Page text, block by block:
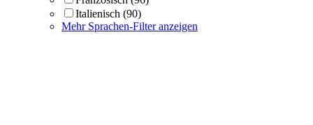
Italienisch (90)
Mehr Sprachen-Filter anzeigen